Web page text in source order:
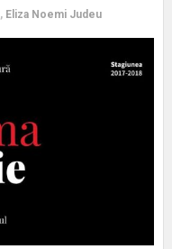
, Eliza Noemi Judeu